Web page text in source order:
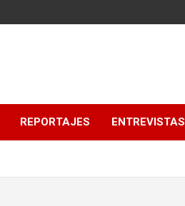
REPORTAJES ENTREVISTAS